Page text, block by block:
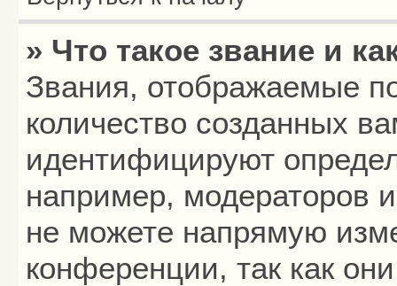
» Что такое звание и
Звания, отображаемые
количество созданных
идентифицируют
например, модераторов
не можете напрямую
конференции, так как